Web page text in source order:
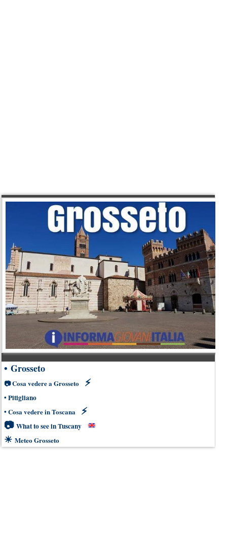
• Grosseto
📷Cosa vedere a Grosseto ⚡
•Pitigliano
•Cosa vedere in Toscana
⚡
📷 What to see in Tuscany
☀ Meteo Grosseto